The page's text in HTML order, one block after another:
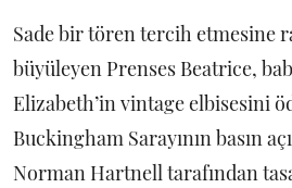
Sade bir tören tercih etmesine
büyüleyen Prenses Beatrice,
Elizabeth’in vintage elbisesini
Buckingham Sarayının basın
Norman Hartnell tarafından